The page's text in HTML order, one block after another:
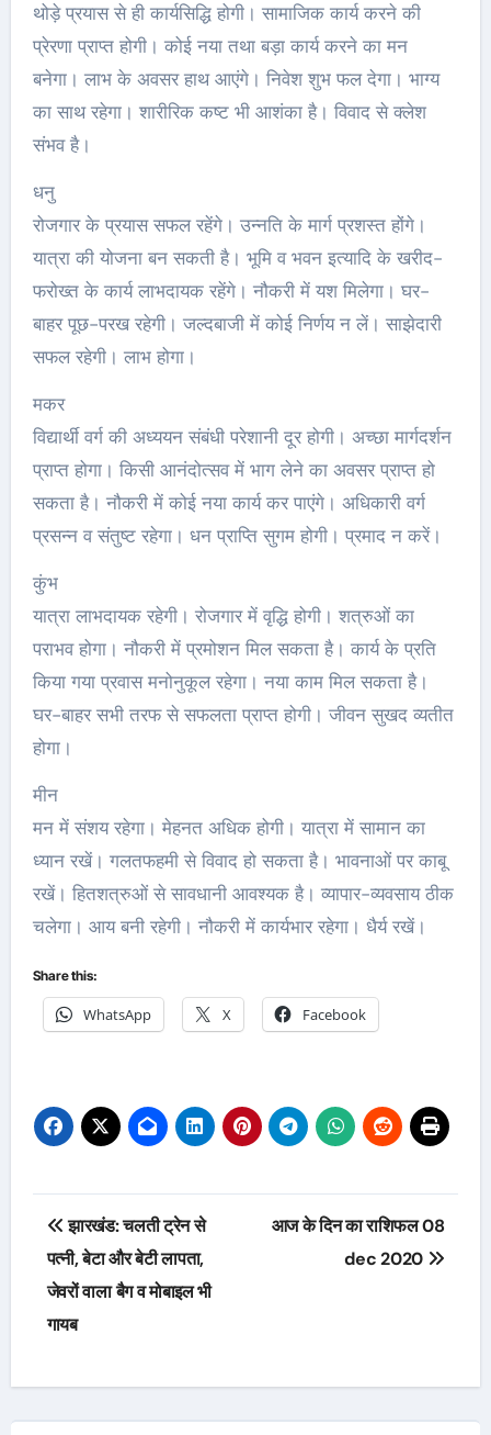
थोड़े प्रयास से ही कार्यसिद्धि होगी। सामाजिक कार्य करने की
प्रेरणा प्राप्त होगी। कोई नया तथा बड़ा कार्य करने का मन
बनेगा। लाभ के अवसर हाथ आएंगे। निवेश शुभ फल देगा। भाग्य
का साथ रहेगा। शारीरिक कष्ट भी आशंका है। विवाद से क्लेश
संभव है।
धनु
रोजगार के प्रयास सफल रहेंगे। उन्नति के मार्ग प्रशस्त होंगे।
यात्रा की योजना बन सकती है। भूमि व भवन इत्यादि के खरीद-
फरोख्त के कार्य लाभदायक रहेंगे। नौकरी में यश मिलेगा। घर-
बाहर पूछ-परख रहेगी। जल्दबाजी में कोई निर्णय न लें। साझेदारी
सफल रहेगी। लाभ होगा।
मकर
विद्यार्थी वर्ग की अध्ययन संबंधी परेशानी दूर होगी। अच्छा मार्गदर्शन
प्राप्त होगा। किसी आनंदोत्सव में भाग लेने का अवसर प्राप्त हो
सकता है। नौकरी में कोई नया कार्य कर पाएंगे। अधिकारी वर्ग
प्रसन्न व संतुष्ट रहेगा। धन प्राप्ति सुगम होगी। प्रमाद न करें।
कुंभ
यात्रा लाभदायक रहेगी। रोजगार में वृद्धि होगी। शत्रुओं का
पराभव होगा। नौकरी में प्रमोशन मिल सकता है। कार्य के प्रति
किया गया प्रवास मनोनुकूल रहेगा। नया काम मिल सकता है।
घर-बाहर सभी तरफ से सफलता प्राप्त होगी। जीवन सुखद व्यतीत
होगा।
मीन
मन में संशय रहेगा। मेहनत अधिक होगी। यात्रा में सामान का
ध्यान रखें। गलतफहमी से विवाद हो सकता है। भावनाओं पर काबू
रखें। हितशत्रुओं से सावधानी आवश्यक है। व्यापार-व्यवसाय ठीक
चलेगा। आय बनी रहेगी। नौकरी में कार्यभार रहेगा। धैर्य रखें।
Share this:
WhatsApp X Facebook
Post
navigation
झारखंड: चलती ट्रेन से
पत्नी, बेटा और बेटी लापता,
जेवरों वाला बैग व मोबाइल भी
गायब
आज के दिन का राशिफल 08
dec 2020